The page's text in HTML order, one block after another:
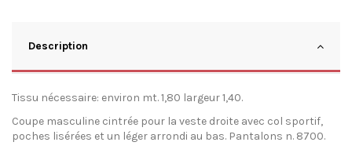
Description
Tissu nécessaire: environ mt. 1,80 largeur 1,40.
Coupe masculine cintrée pour la veste droite avec col sportif,
poches lisérées et un léger arrondi au bas. Pantalons n. 8700.